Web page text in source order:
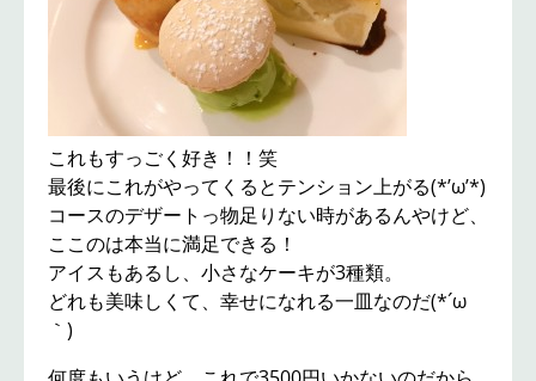
これもすっごく好き！！笑
最後にこれがやってくるとテンション上がる(*’ω’*)
コースのデザートっ物足りない時があるんやけど、
ここのは本当に満足できる！
アイスもあるし、小さなケーキが3種類。
どれも美味しくて、幸せになれる一皿なのだ(*´ω
｀)